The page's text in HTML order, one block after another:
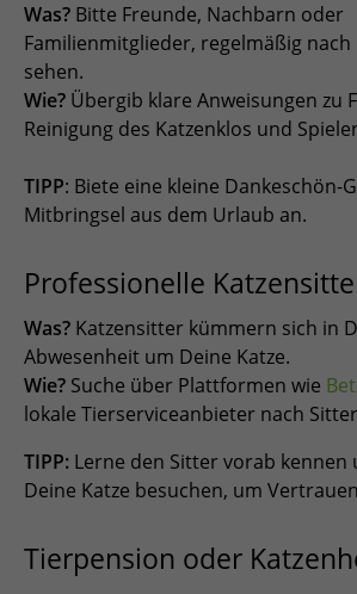
Was? Bitte Freunde, Nachbarn oder
Familienmitglieder, regelmäßig nach
sehen.
Wie? Übergib klare Anweisungen zu
Reinigung des Katzenklos und
TIPP: Biete eine kleine Dankeschön-
Mitbringsel aus dem Urlaub an.
Professionelle
Was? Katzensitter kümmern sich in
Abwesenheit um Deine Katze.
Wie? Suche über Plattformen wie
lokale Tierserviceanbieter nach
TIPP: Lerne den Sitter vorab kennen
Deine Katze besuchen, um
Tierpension oder